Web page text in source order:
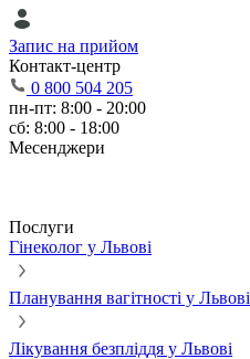
Запис на прийом
Контакт-центр
0 800 504 205
пн-пт: 8:00 - 20:00
сб: 8:00 - 18:00
Месенджери
Послуги
Гінеколог у Львові
Планування вагітності у Львові
Лікування безпліддя у Львові